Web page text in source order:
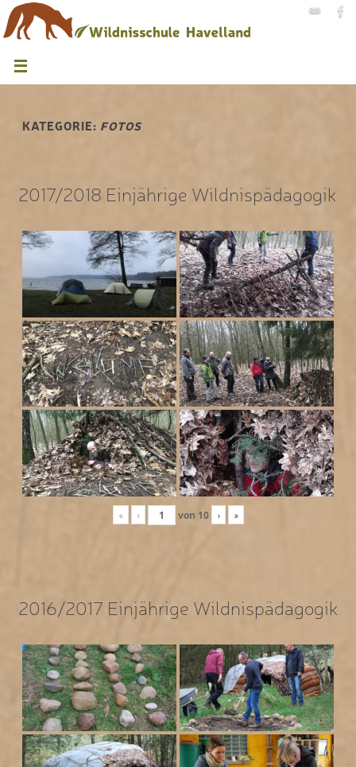
KATEGORIE: FOTOS
2017/2018 Einjährige Wildnispädagogik
« ‹ von 10 › »
2016/2017 Einjährige Wildnispädagogik